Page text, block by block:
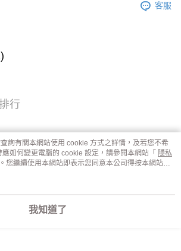
客服
行
詢有關本網站使用 cookie 方式之詳情，及若您不希
如何變更電腦的 cookie 設定，請參閱本網站「 隱私
您繼續使用本網站即表示您同意本公司得按本網站使
cookie。
我知道了